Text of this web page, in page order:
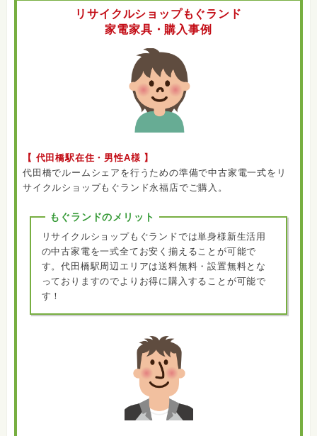
リサイクルショップもぐランド
家電家具・購入事例
【 代田橋駅在住・男性A様 】
代田橋でルームシェアを行うための準備で中古家電一式をリ
サイクルショップもぐランド永福店でご購入。
もぐランドのメリット
リサイクルショップもぐランドでは単身様新生活用
の中古家電を一式全てお安く揃えることが可能で
す。代田橋駅周辺エリアは送料無料・設置無料とな
っておりますのでよりお得に購入することが可能で
す！